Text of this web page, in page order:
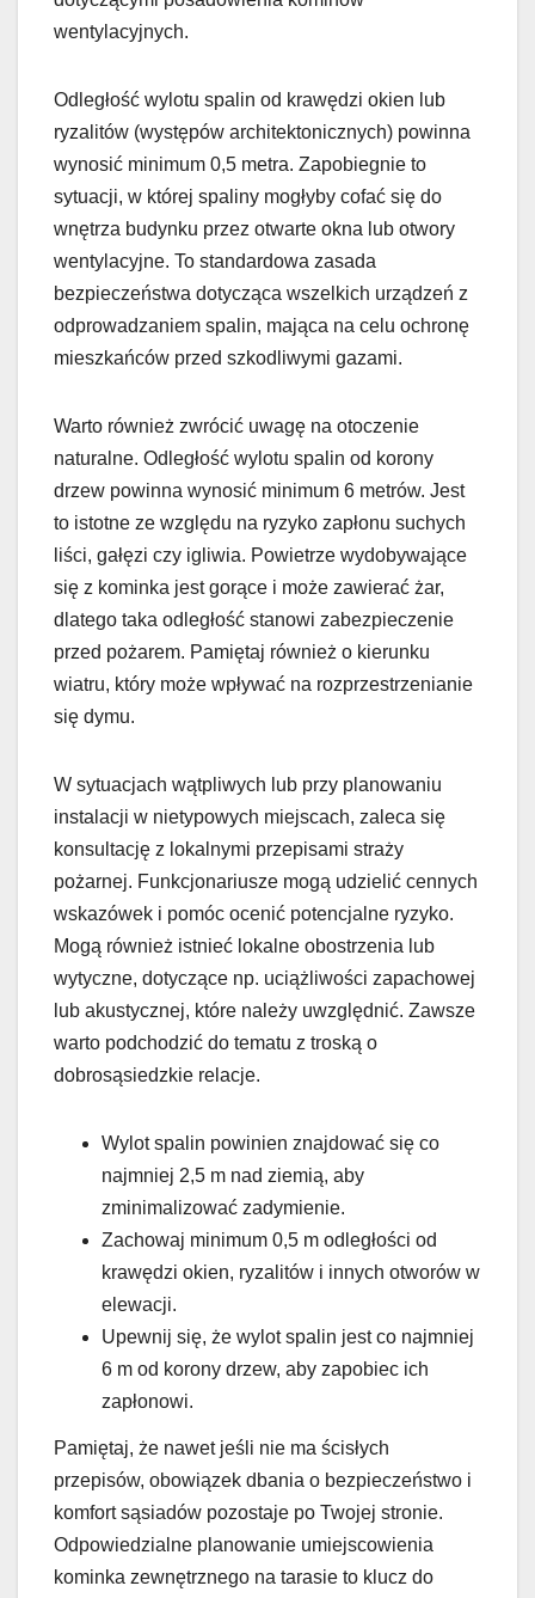
wentylacyjnych.
Odległość wylotu spalin od krawędzi okien lub
ryzalitów (występów architektonicznych) powinna
wynosić minimum 0,5 metra. Zapobiegnie to
sytuacji, w której spaliny mogłyby cofać się do
wnętrza budynku przez otwarte okna lub otwory
wentylacyjne. To standardowa zasada
bezpieczeństwa dotycząca wszelkich urządzeń z
odprowadzaniem spalin, mająca na celu ochronę
mieszkańców przed szkodliwymi gazami.
Warto również zwrócić uwagę na otoczenie
naturalne. Odległość wylotu spalin od korony
drzew powinna wynosić minimum 6 metrów. Jest
to istotne ze względu na ryzyko zapłonu suchych
liści, gałęzi czy igliwia. Powietrze wydobywające
się z kominka jest gorące i może zawierać żar,
dlatego taka odległość stanowi zabezpieczenie
przed pożarem. Pamiętaj również o kierunku
wiatru, który może wpływać na rozprzestrzenianie
się dymu.
W sytuacjach wątpliwych lub przy planowaniu
instalacji w nietypowych miejscach, zaleca się
konsultację z lokalnymi przepisami straży
pożarnej. Funkcjonariusze mogą udzielić cennych
wskazówek i pomóc ocenić potencjalne ryzyko.
Mogą również istnieć lokalne obostrzenia lub
wytyczne, dotyczące np. uciążliwości zapachowej
lub akustycznej, które należy uwzględnić. Zawsze
warto podchodzić do tematu z troską o
dobrosąsiedzkie relacje.
Wylot spalin powinien znajdować się co
najmniej 2,5 m nad ziemią, aby
zminimalizować zadymienie.
Zachowaj minimum 0,5 m odległości od
krawędzi okien, ryzalitów i innych otworów w
elewacji.
Upewnij się, że wylot spalin jest co najmniej
6 m od korony drzew, aby zapobiec ich
zapłonowi.
Pamiętaj, że nawet jeśli nie ma ścisłych
przepisów, obowiązek dbania o bezpieczeństwo i
komfort sąsiadów pozostaje po Twojej stronie.
Odpowiedzialne planowanie umiejscowienia
kominka zewnętrznego na tarasie to klucz do